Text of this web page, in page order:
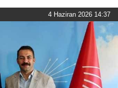
4 Haziran 2026 14:37